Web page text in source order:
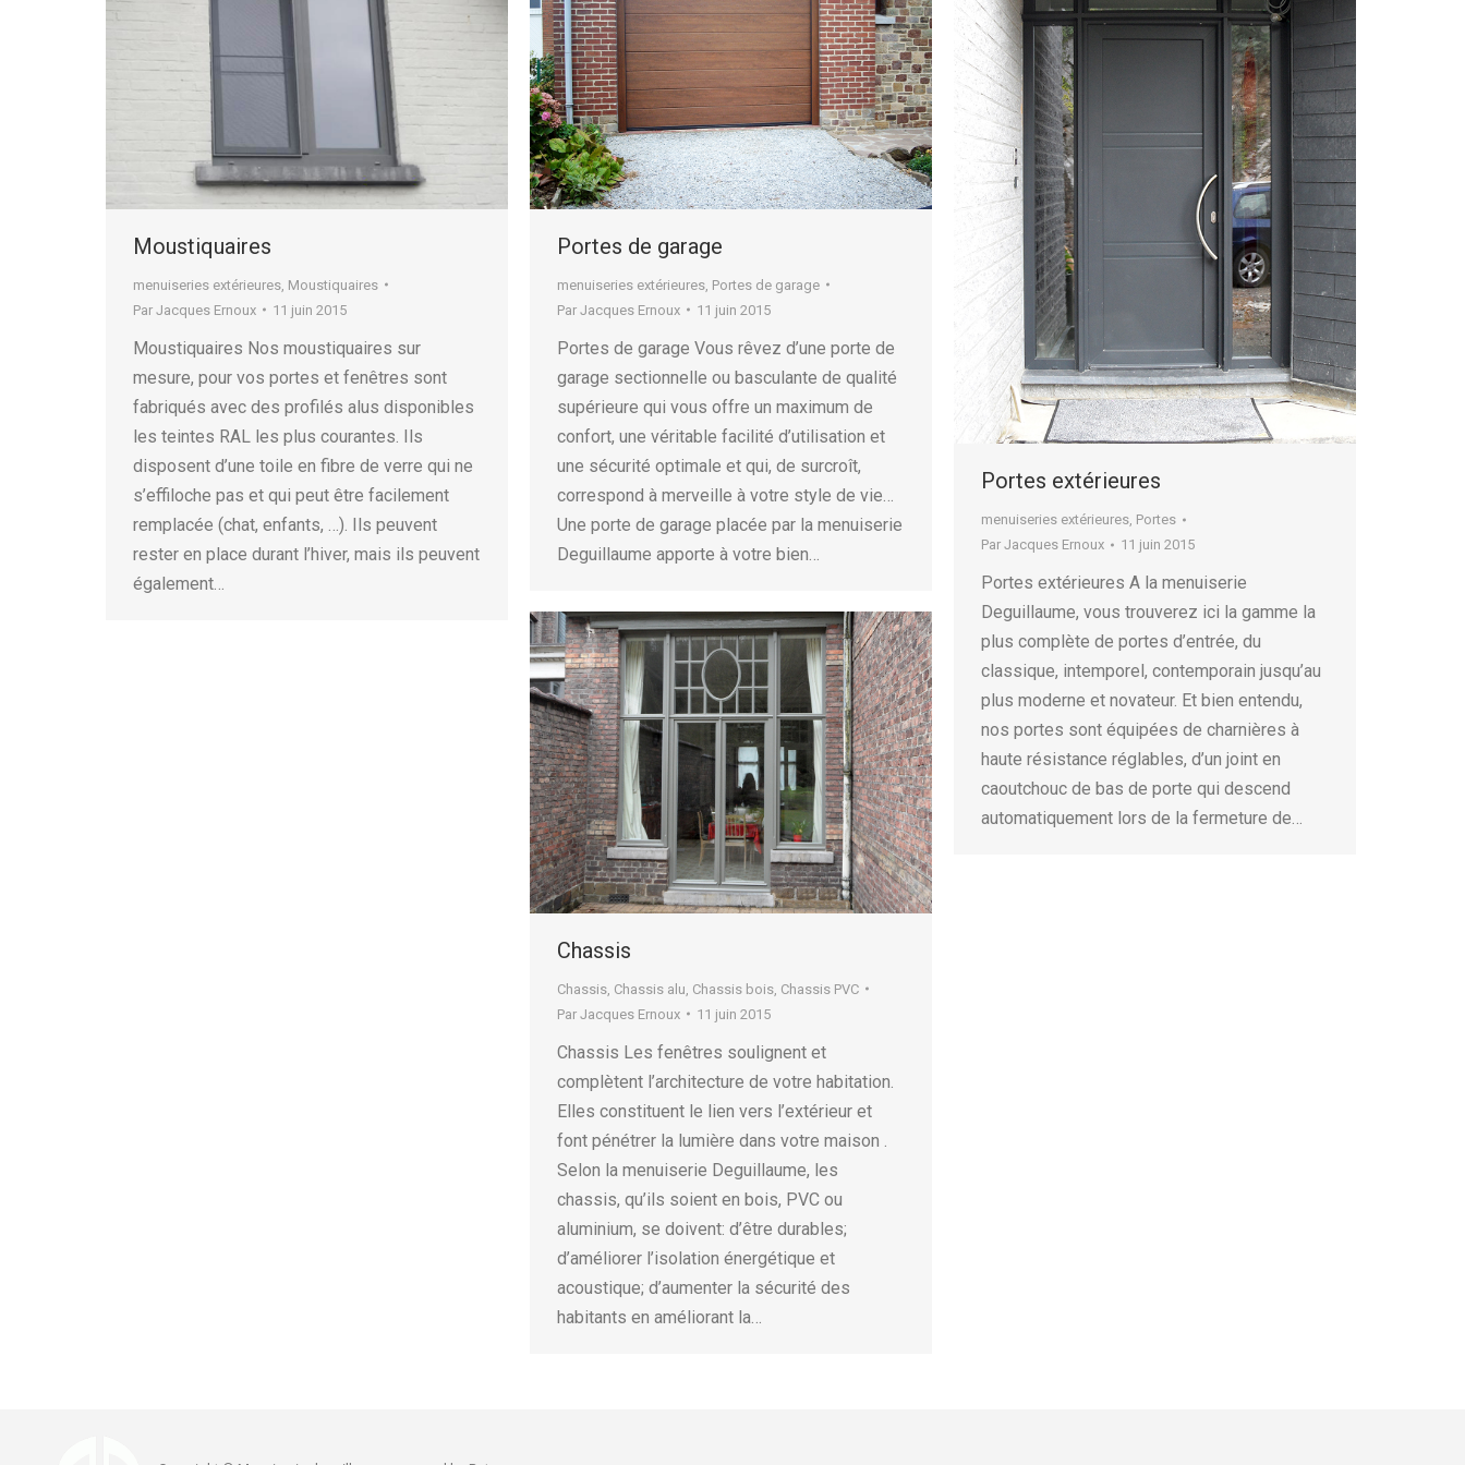
Moustiquaires
menuiseries extérieures Moustiquaires
Par Jacques Ernoux 11 juin 2015
Moustiquaires Nos moustiquaires sur
mesure, pour vos portes et fenêtres sont
fabriqués avec des profilés alus disponibles
les teintes RAL les plus courantes. Ils
disposent d’une toile en fibre de verre qui ne
s’effiloche pas et qui peut être facilement
remplacée (chat, enfants, …). Ils peuvent
rester en place durant l’hiver, mais ils peuvent
également…
Portes de garage
menuiseries extérieures Portes de garage
Par Jacques Ernoux 11 juin 2015
Portes de garage Vous rêvez d’une porte de
garage sectionnelle ou basculante de qualité
supérieure qui vous offre un maximum de
confort, une véritable facilité d’utilisation et
une sécurité optimale et qui, de surcroît,
correspond à merveille à votre style de vie…
Une porte de garage placée par la menuiserie
Deguillaume apporte à votre bien…
Portes extérieures
menuiseries extérieures, Portes
Par Jacques Ernoux 11 juin 2015
Portes extérieures A la menuiserie
Deguillaume, vous trouverez ici la gamme la
plus complète de portes d’entrée, du
classique, intemporel, contemporain jusqu’au
plus moderne et novateur. Et bien entendu,
nos portes sont équipées de charnières à
haute résistance réglables, d’un joint en
caoutchouc de bas de porte qui descend
automatiquement lors de la fermeture de…
Chassis
Chassis Chassis alu Chassis bois Chassis PVC
Par Jacques Ernoux 11 juin 2015
Chassis Les fenêtres soulignent et
complètent l’architecture de votre habitation.
Elles constituent le lien vers l’extérieur et
font pénétrer la lumière dans votre maison .
Selon la menuiserie Deguillaume, les
chassis, qu’ils soient en bois, PVC ou
aluminium, se doivent: d’être durables;
d’améliorer l’isolation énergétique et
acoustique; d’aumenter la sécurité des
habitants en améliorant la…